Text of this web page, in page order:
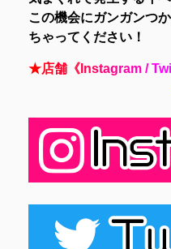
この機会にガンガンつ
ちゃってください！
★店舗 《 nstagram / Twi